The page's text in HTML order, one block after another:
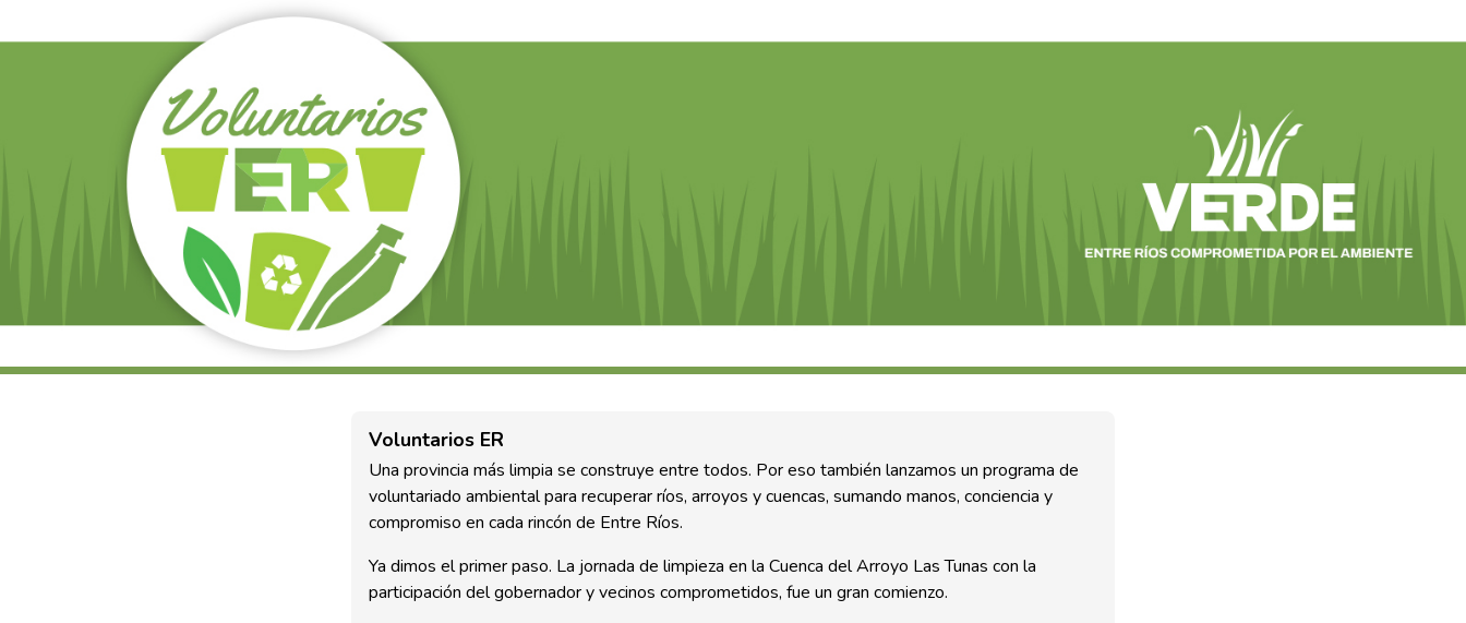
Voluntarios ER
Una provincia más limpia se construye entre todos. Por eso también lanzamos un programa de
voluntariado ambiental para recuperar ríos, arroyos y cuencas, sumando manos, conciencia y
compromiso en cada rincón de Entre Ríos.
Ya dimos el primer paso. La jornada de limpieza en la Cuenca del Arroyo Las Tunas con la
participación del gobernador y vecinos comprometidos, fue un gran comienzo.